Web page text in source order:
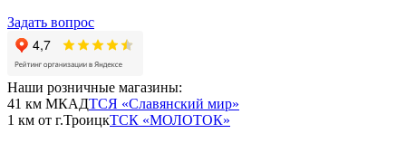
Задать вопрос
Наши розничные магазины:
41 км МКАДТСЯ «Славянский мир»
1 км от г.ТроицкТСК «МОЛОТОК»